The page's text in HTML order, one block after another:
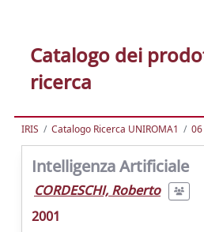
Catalogo dei
ricerca
IRIS Catalogo Ricerca UNIROMA1
Intelligenza Artificiale
CORDESCHI, Roberto
2001